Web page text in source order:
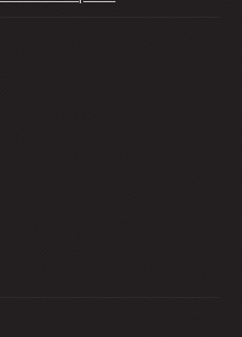
l'évangélisation ?
être sauvé ?
il atteindre pour aller au paradis